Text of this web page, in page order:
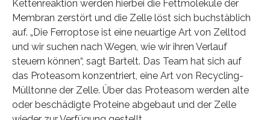
Kettenreaktion werden hierbei die Fettmoleküle der
Membran zerstört und die Zelle löst sich buchstäblich
auf. „Die Ferroptose ist eine neuartige Art von Zelltod
und wir suchen nach Wegen, wie wir ihren Verlauf
steuern können“, sagt Bartelt. Das Team hat sich auf
das Proteasom konzentriert, eine Art von Recycling-
Mülltonne der Zelle. Über das Proteasom werden alte
oder beschädigte Proteine abgebaut und der Zelle